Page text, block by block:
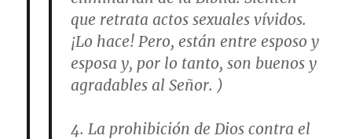
que retrata actos sexuales vívidos.
¡Lo hace! Pero, están entre esposo y
esposa y, por lo tanto, son buenos y
agradables al Señor. )
4. La prohibición de Dios contra el